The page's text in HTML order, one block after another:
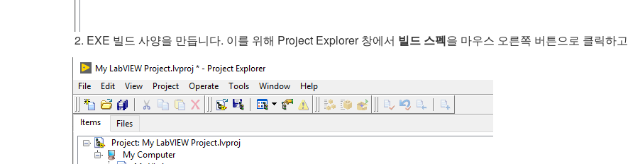
EXE 빌드 사양을 만듭니다. 이를 위해 Project Explorer 창에서 빌드 스펙을 마우스 오른쪽 버튼으로 클릭하고